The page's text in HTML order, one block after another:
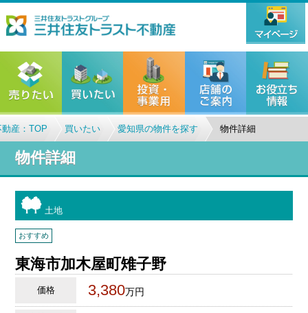
産：TOP 買いたい 愛知県の物件を探す 物件詳細
物件詳細
土地
おすすめ
東海市加木屋町雉子野
価格 3,380万円